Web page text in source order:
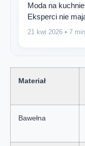
Moda na
Eksperci nie
21 kwi 2026 • 7
Materiał
Bawełna